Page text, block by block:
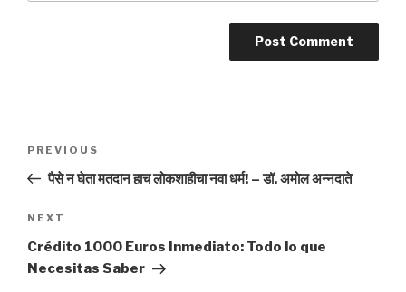
Previous
Post
PREVIOUS
पैसे न घेता मतदान हाच लोकशाहीचा नवा धर्म! – डॉ. अमोल अन्नदाते
Next
Post
NEXT
Crédito 1000 Euros Inmediato: Todo lo que
Necesitas Saber